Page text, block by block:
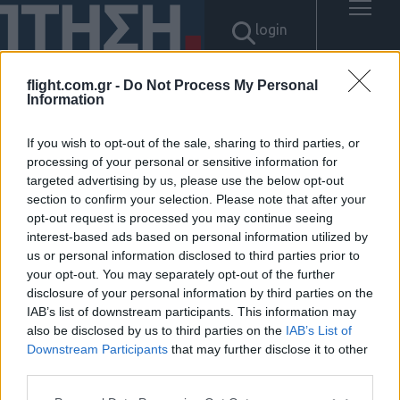
flight.com.gr - Do Not Process My Personal
Information
If you wish to opt-out of the sale, sharing to third parties, or
processing of your personal or sensitive information for
targeted advertising by us, please use the below opt-out
section to confirm your selection. Please note that after your
opt-out request is processed you may continue seeing
interest-based ads based on personal information utilized by
us or personal information disclosed to third parties prior to
your opt-out. You may separately opt-out of the further
disclosure of your personal information by third parties on the
IAB’s list of downstream participants. This information may
also be disclosed by us to third parties on the IAB’s List of
Downstream Participants that may further disclose it to other
login
Αποτελέσματα για: "텔레그램
@bitcoinsyri➙✺usdc판매처테
더손대손"
Δεν βρέθηκαν αποτελέσματα.
ΠΟΛΙΤΙΚΗ ΑΠΟΡΡΗΤΟΥ